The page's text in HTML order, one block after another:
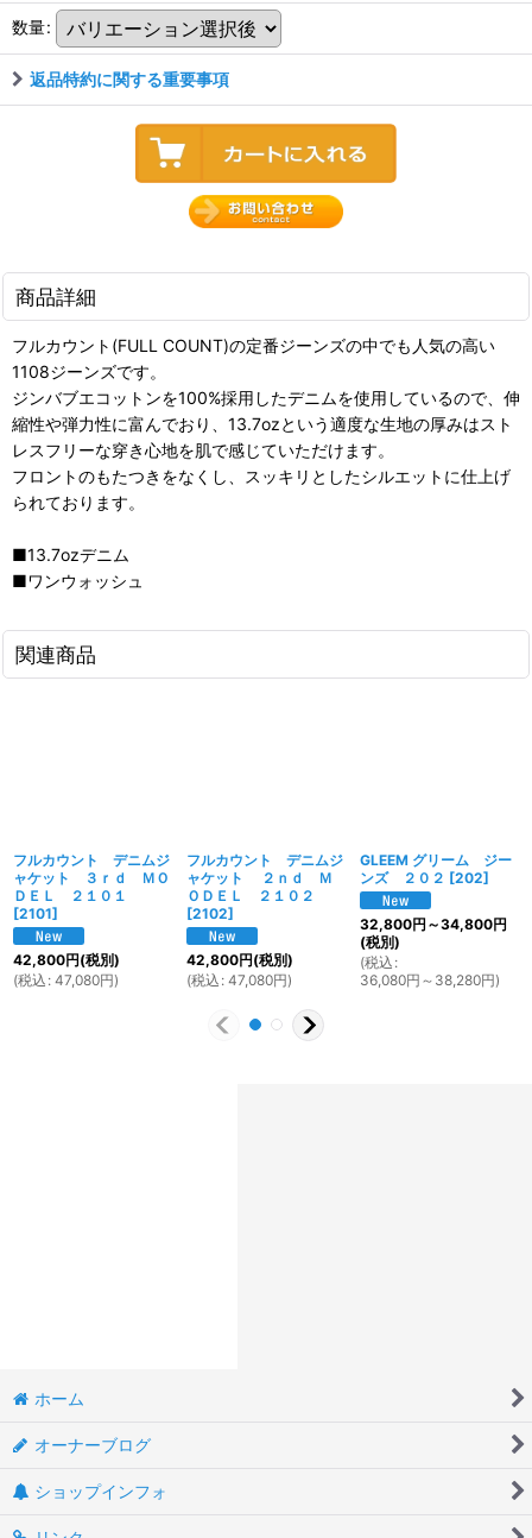
数量:
返品特約に関する重要事項
商品詳細
フルカウント(FULL COUNT)の定番ジーンズの中でも人気の高い
1108ジーンズです。
ジンバブエコットンを100%採用したデニムを使用しているので、伸
縮性や弾力性に富んでおり、13.7ozという適度な生地の厚みはスト
レスフリーな穿き心地を肌で感じていただけます。
フロントのもたつきをなくし、スッキリとしたシルエットに仕上げ
られております。
■13.7ozデニム
■ワンウォッシュ
関連商品
フルカウント デニムジ
ャケット ３ｒｄ ＭＯ
ＤＥＬ ２１０１
[2101]
42,800円(税別)
(税込 : 47,080円)
フルカウント デニムジ
ャケット ２ｎｄ Ｍ
ＯＤＥＬ ２１０２
[2102]
42,800円(税別)
(税込 : 47,080円)
GLEEM グリーム ジー
ンズ ２０２ [202]
32,800円 ～34,800円
(税別)
(税込 :
36,080円 ～38,280円)
ホーム
オーナーブログ
ショップインフォ